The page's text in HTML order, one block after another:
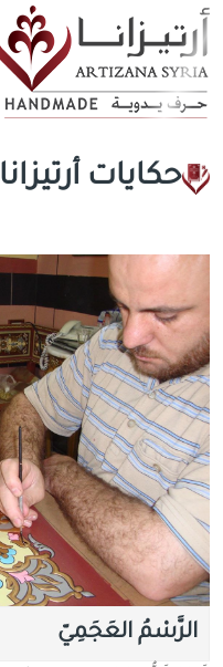
حكايات أرتيزانا
الرَّسْمُ العَجَمِيّ